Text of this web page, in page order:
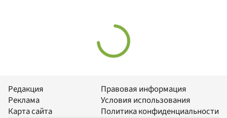
Редакция
Реклама
Карта сайта
Правовая информация
Условия использования
Политика конфиденциальности